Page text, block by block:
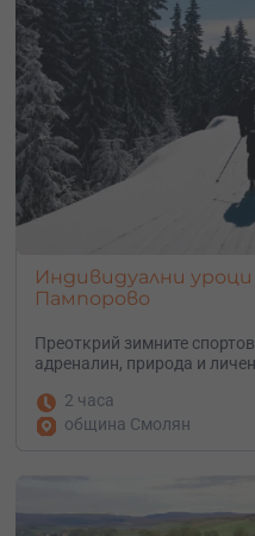
Индивидуални
Пампорово
Преоткрий зимните
адреналин, природа и
2 часа
община Смолян